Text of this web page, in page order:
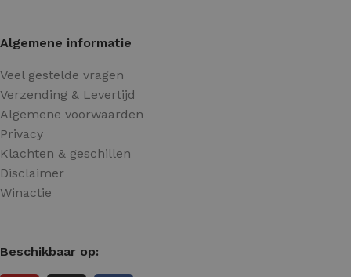
Algemene informatie
Veel gestelde vragen
Verzending & Levertijd
Algemene voorwaarden
Privacy
Klachten & geschillen
Disclaimer
Winactie
Beschikbaar op: